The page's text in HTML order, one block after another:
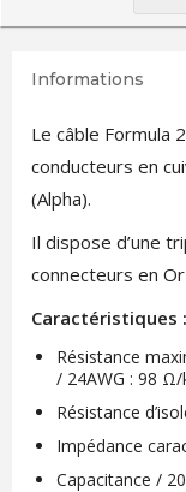
Informations
Le câble Formula
conducteurs en
(Alpha).
Il dispose d’une
connecteurs en
Caractéristiques :
Résistance
/ 24AWG : 98 Ω/
Résistance
Impédance
Capacitance /